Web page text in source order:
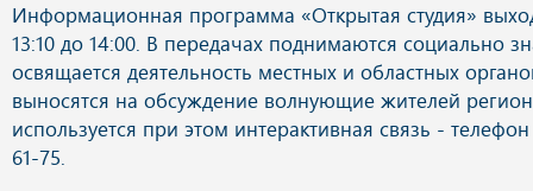
Информационная программа «Открытая студия»
13:10 до 14:00. В передачах поднимаются социально
освящается деятельность местных и областных
выносятся на обсуждение волнующие жителей
используется при этом интерактивная связь -
61-75.